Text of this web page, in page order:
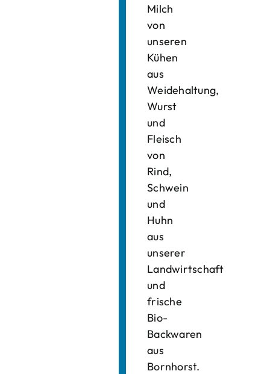
Milch
von
unseren
Kühen
aus
Weidehaltung,
Wurst
und
Fleisch
von
Rind,
Schwein
und
Huhn
aus
unserer
Landwirtschaft
und
frische
Bio-
Backwaren
aus
Bornhorst.